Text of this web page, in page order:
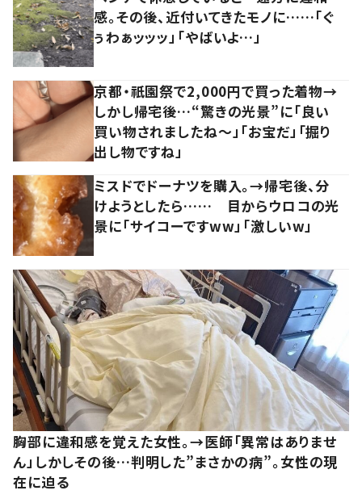
感。その後、近付いてきたモノに……「ぐ
ぅわぁッッッ」「やばいよ…」
京都・祇園祭で2,000円で買った着物→
しかし帰宅後…“驚きの光景”に「良い
買い物されましたね～」「お宝だ」「掘り
出し物ですね」
ミスドでドーナツを購入。→帰宅後、分
けようとしたら…… 目からウロコの光
景に「サイコーですww」「激しいw」
胸部に違和感を覚えた女性。→医師「異常はありませ
ん」しかしその後…判明した”まさかの病”。女性の現
在に迫る